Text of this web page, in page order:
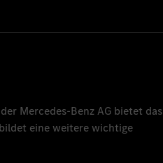
Mercedes-Benz AG bietet das
bildet eine weitere wichtige